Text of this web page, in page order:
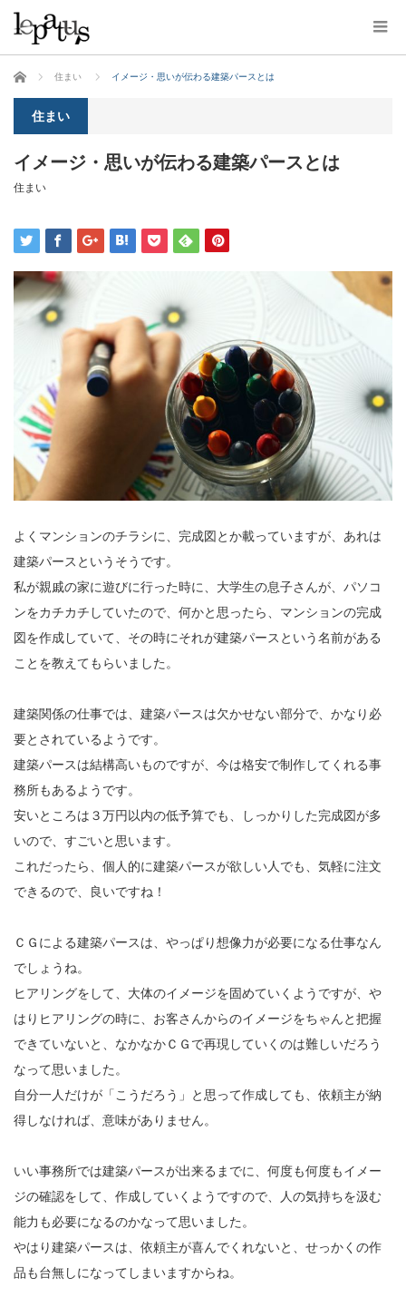
ホーム 住まい イメージ・思いが伝わる建築パースとは
住まい
イメージ・思いが伝わる建築パースとは
住まい
よくマンションのチラシに、完成図とか載っていますが、あれは
建築パースというそうです。
私が親戚の家に遊びに行った時に、大学生の息子さんが、パソコ
ンをカチカチしていたので、何かと思ったら、マンションの完成
図を作成していて、その時にそれが建築パースという名前がある
ことを教えてもらいました。
建築関係の仕事では、建築パースは欠かせない部分で、かなり必
要とされているようです。
建築パースは結構高いものですが、今は格安で制作してくれる事
務所もあるようです。
安いところは３万円以内の低予算でも、しっかりした完成図が多
いので、すごいと思います。
これだったら、個人的に建築パースが欲しい人でも、気軽に注文
できるので、良いですね！
ＣＧによる建築パースは、やっぱり想像力が必要になる仕事なん
でしょうね。
ヒアリングをして、大体のイメージを固めていくようですが、や
はりヒアリングの時に、お客さんからのイメージをちゃんと把握
できていないと、なかなかＣＧで再現していくのは難しいだろう
なって思いました。
自分一人だけが「こうだろう」と思って作成しても、依頼主が納
得しなければ、意味がありません。
いい事務所では建築パースが出来るまでに、何度も何度もイメー
ジの確認をして、作成していくようですので、人の気持ちを汲む
能力も必要になるのかなって思いました。
やはり建築パースは、依頼主が喜んでくれないと、せっかくの作
品も台無しになってしまいますからね。